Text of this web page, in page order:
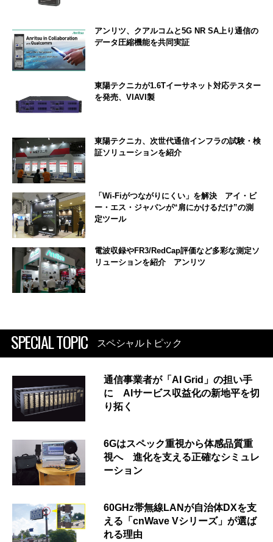
アンリツ、クアルコムと5G NR SA上り通信の
データ圧縮機能を共同実証
東陽テクニカが1.6Tイーサネット対応テスター
を発売、VIAVI製
東陽テクニカ、次世代通信インフラの試験・検
証ソリューションを紹介
「Wi-Fiがつながりにくい」を解決 アイ・ビ
ー・エス・ジャパンが“肩にかけるだけ”の測
定ツール
電波収録やFR3/RedCap評価など多彩な測定ソ
リューションを紹介 アンリツ
SPECIAL TOPIC スペシャルトピック
通信事業者が「AI Grid」の担い手
に AIサービス収益化の新地平を切
り拓く
6Gはスペック重視から体感品質重
視へ 進化を支える正確なシミュレ
ーション
60GHz帯無線LANが自治体DXを支
える「cnWave Vシリーズ」が選ば
れる理由